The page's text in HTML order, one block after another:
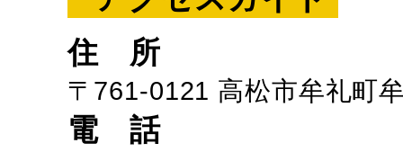
住 所
〒761-0121 高松市牟礼町
電 話